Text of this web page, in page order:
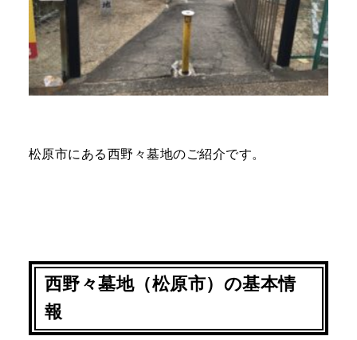
松原市にある西野々墓地のご紹介です。
西野々墓地（松原市）の基本情
報